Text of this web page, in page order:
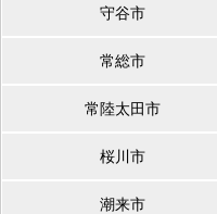
守谷市
常総市
常陸太田市
桜川市
潮来市